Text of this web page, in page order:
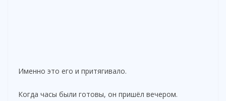
Именно это его и притягивало.
Когда часы были готовы, он пришёл вечером.